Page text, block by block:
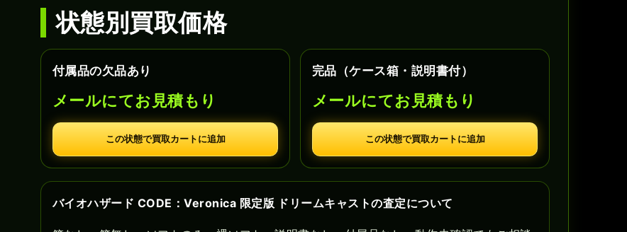
状態別買取価格
付属品の欠品あり
メールにてお見積もり
この状態で買取カートに追加
完品（ケース箱・説明書付）
メールにてお見積もり
この状態で買取カートに追加
バイオハザード CODE：Veronica 限定版 ドリームキャストの査定について